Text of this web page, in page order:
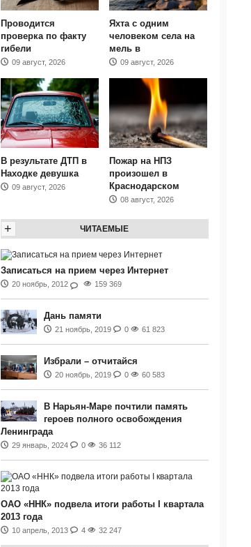
Проводится
проверка по факту
гибели
09 август, 2026
Яхта с одним
человеком села на
мель в
09 август, 2026
В результате ДТП в
Находке девушка
09 август, 2026
Пожар на НПЗ
произошел в
Краснодарском
08 август, 2026
ЧИТАЕМЫЕ
+
Записаться на прием через Интернет
20 ноябрь, 2012 159 369
Дань памяти
21 ноябрь, 2019 0 61 823
Избрали – отчитайся
20 ноябрь, 2019 0 60 583
В Нарьян-Маре почтили память
героев полного освобождения
Ленинграда
29 январь, 2024 0 36 112
ОАО «ННК» подвела итоги работы I квартала
2013 года
10 апрель, 2013 4 32 247